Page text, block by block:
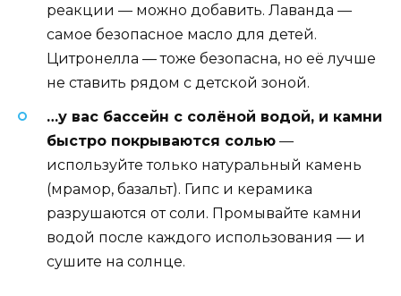
реакции — можно добавить. Лаванда —
самое безопасное масло для детей.
Цитронелла — тоже безопасна, но её лучше
не ставить рядом с детской зоной.
…у вас бассейн с солёной водой, и камни
быстро покрываются солью —
используйте только натуральный камень
(мрамор, базальт). Гипс и керамика
разрушаются от соли. Промывайте камни
водой после каждого использования — и
сушите на солнце.